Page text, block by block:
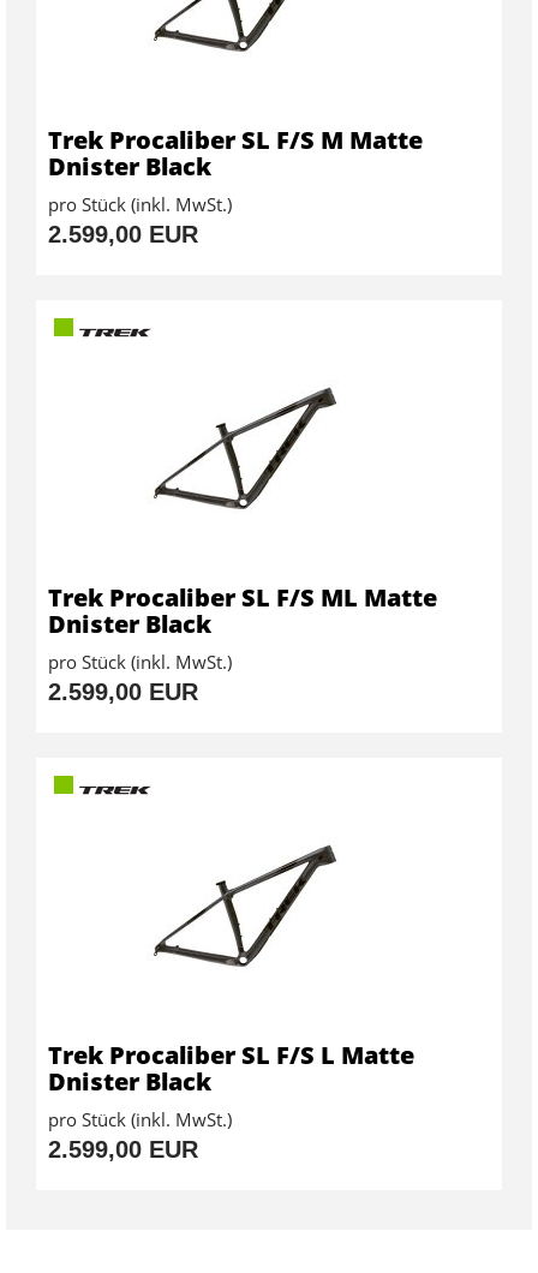
Trek Procaliber SL F/S M Matte
Dnister Black
pro Stück (inkl. MwSt.)
2.599,00 EUR
Trek Procaliber SL F/S ML Matte
Dnister Black
pro Stück (inkl. MwSt.)
2.599,00 EUR
Trek Procaliber SL F/S L Matte
Dnister Black
pro Stück (inkl. MwSt.)
2.599,00 EUR